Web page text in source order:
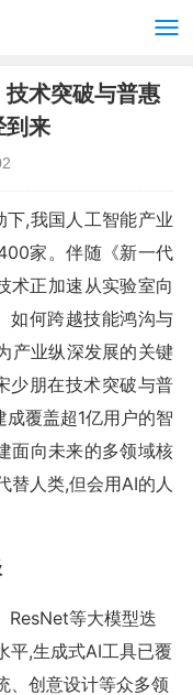
术突破与普惠
到来
,我国人工智能产业
家。伴随《新一代
术正加速从实验室向
如何跨越技能鸿沟与
产业纵深发展的关键
少朋在技术突破与普
覆盖超1亿用户的智
面向未来的多领域核
替人类,但会用AI的人
ResNet等大模型迭
平,生成式AI工具已覆
、创意设计等众多领